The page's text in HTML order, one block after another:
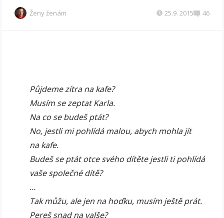
Ženy ženám 25.9. 2015 46
Půjdeme zítra na kafe?
Musím se zeptat Karla.
Na co se budeš ptát?
No, jestli mi pohlídá malou, abych mohla jít
na kafe.
Budeš se ptát otce svého dítěte jestli ti pohlídá
vaše společné dítě?
…
Tak můžu, ale jen na hoďku, musím ještě prát.
Pereš snad na valše?